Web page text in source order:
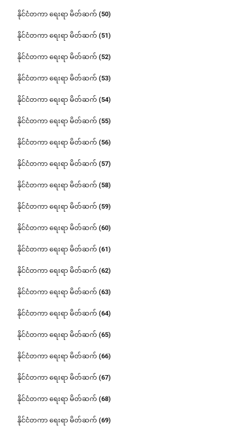
နိုင်ငံတကာ ရေးရာ မိတ်ဆက် (50)
နိုင်ငံတကာ ရေးရာ မိတ်ဆက် (51)
နိုင်ငံတကာ ရေးရာ မိတ်ဆက် (52)
နိုင်ငံတကာ ရေးရာ မိတ်ဆက် (53)
နိုင်ငံတကာ ရေးရာ မိတ်ဆက် (54)
နိုင်ငံတကာ ရေးရာ မိတ်ဆက် (55)
နိုင်ငံတကာ ရေးရာ မိတ်ဆက် (56)
နိုင်ငံတကာ ရေးရာ မိတ်ဆက် (57)
နိုင်ငံတကာ ရေးရာ မိတ်ဆက် (58)
နိုင်ငံတကာ ရေးရာ မိတ်ဆက် (59)
နိုင်ငံတကာ ရေးရာ မိတ်ဆက် (60)
နိုင်ငံတကာ ရေးရာ မိတ်ဆက် (61)
နိုင်ငံတကာ ရေးရာ မိတ်ဆက် (62)
နိုင်ငံတကာ ရေးရာ မိတ်ဆက် (63)
နိုင်ငံတကာ ရေးရာ မိတ်ဆက် (64)
နိုင်ငံတကာ ရေးရာ မိတ်ဆက် (65)
နိုင်ငံတကာ ရေးရာ မိတ်ဆက် (66)
နိုင်ငံတကာ ရေးရာ မိတ်ဆက် (67)
နိုင်ငံတကာ ရေးရာ မိတ်ဆက် (68)
နိုင်ငံတကာ ရေးရာ မိတ်ဆက် (69)